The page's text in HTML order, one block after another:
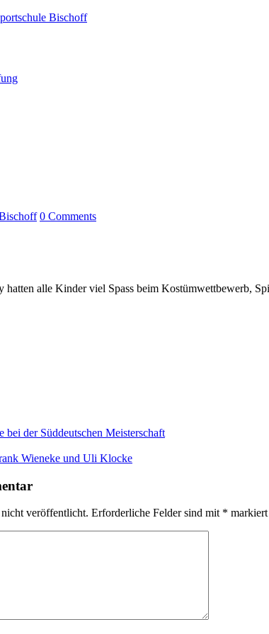
0 Comments
hatten alle Kinder viel Spass beim Kostümwettbewerb,
bei der Süddeutschen Meisterschaft
Wieneke und Uli Klocke
veröffentlicht. Erforderliche Felder sind mit * markiert